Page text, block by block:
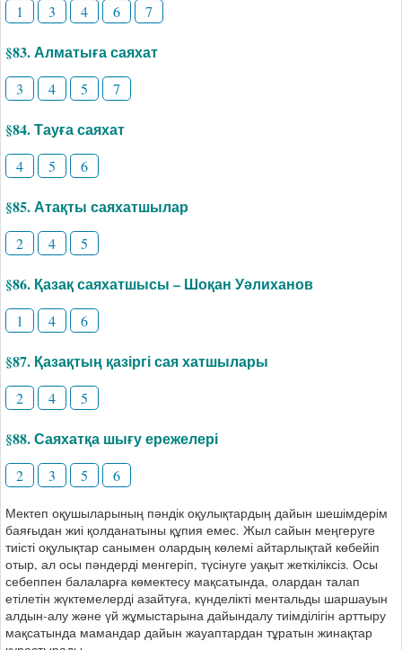
1 3 4 6 7
§83. Алматыға саяхат
3 4 5 7
§84. Тауға саяхат
4 5 6
§85. Атақты саяхатшылар
2 4 5
§86. Қазақ саяхатшысы – Шоқан Уәлиханов
1 4 6
§87. Қазақтың қазіргі сая хатшылары
2 4 5
§88. Саяхатқа шығу ережелері
2 3 5 6
Мектеп оқушыларының пәндік оқулықтардың дайын шешімдерім
баяғыдан жиі қолданатыны құпия емес. Жыл сайын меңгеруге
тиісті оқулықтар санымен олардың көлемі айтарлықтай көбейіп
отыр, ал осы пәндерді менгеріп, түсінуге уақыт жеткіліксіз. Осы
себеппен балаларға көмектесу мақсатында, олардан талап
етілетін жүктемелерді азайтуға, күнделікті ментальды шаршауын
алдын-алу және үй жұмыстарына дайындалу тиімділігін арттыру
мақсатында мамандар дайын жауаптардан тұратын жинақтар